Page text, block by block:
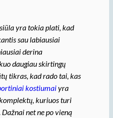
yra tokia plati, kad
sau labiausiai
derina
daugiau skirtingų
tikras, kad rado tai, kas
kostiumaiyra
kuriuos turi
net ne po vieną